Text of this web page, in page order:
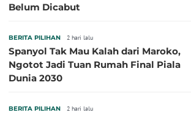
Belum Dicabut
BERITA PILIHAN 2 hari lalu
Spanyol Tak Mau Kalah dari Maroko,
Ngotot Jadi Tuan Rumah Final Piala
Dunia 2030
BERITA PILIHAN 2 hari lalu